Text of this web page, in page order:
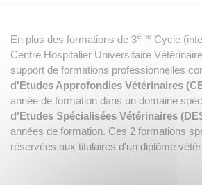
En plus des formations de 3ème Cycle
Centre Hospitalier Universitaire
support de formations professionnelles
d'Etudes Approfondies Vétérinaires
année de formation dans un domaine
d'Etudes Spécialisées Vétérinaires
années de formation. Ces 2 formations
réservées aux titulaires d'un diplôme